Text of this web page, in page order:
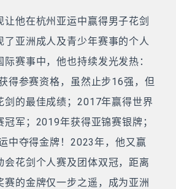
让他在杭州亚运中赢得男子花剑
了亚洲成人及青少年赛事的个人
赛事中，他也持续发光发热：
得参赛资格，虽然止步16强，但
剑的最佳成绩；2017年赢得世界
军；2019年获得亚锦赛银牌；
中夺得金牌！2023年，他又赢
会花剑个人赛及团体双冠，距离
赛的金牌仅一步之遥，成为亚洲